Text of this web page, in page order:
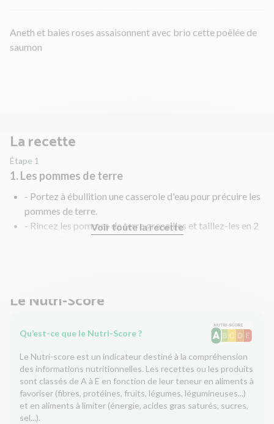
Aneth et baies roses assaisonnent avec brio cette poêlée de
saumon
La recette
Étape 1
1. Les pommes de terre
- Portez à ébullition une casserole d'eau pour précuire les
pommes de terre.
- Rincez les pommes de terre grenailles et taillez-les en 2
Voir toute la recette
Le Nutri-Score
Qu’est-ce que le Nutri-Score ?
Le Nutri-score est un indicateur destiné à la compréhension
des informations nutritionnelles. Les recettes ou les produits
sont classés de A à E en fonction de leur teneur en aliments à
favoriser (fibres, protéines, fruits, légumes, légumineuses...)
et en aliments à limiter (énergie, acides gras saturés, sucres,
sel...).